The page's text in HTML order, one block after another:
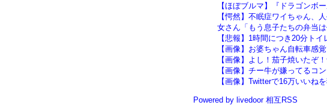
【ほぼブルマ】『ドラゴンボ
【愕然】不眠症ワイちゃん、
女さん「もう息子たちの弁当
【悲報】1時間につき20分ト
【画像】お婆ちゃん自転車感
【画像】よし！茄子焼いたぞ
【画像】チー牛が嫌ってるコ
【画像】Twitterで16万いいね
Powered by livedoor 相互RSS